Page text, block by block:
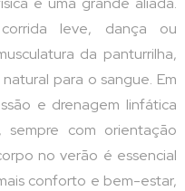
corrida leve, dança ou
da panturrilha,
para o sangue. Em
e drenagem linfática
sempre com orientação
no verão é essencial
conforto e bem-estar,